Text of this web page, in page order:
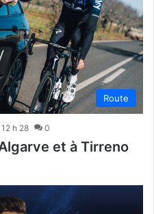
Route
h 28 0
et à Tirreno